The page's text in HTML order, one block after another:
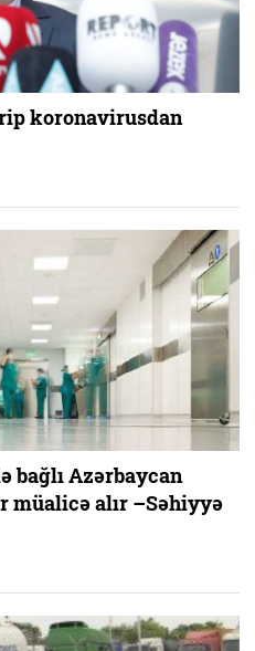
koronavirusdan
bağlı Azərbaycan
müalicə alır –Səhiyyə